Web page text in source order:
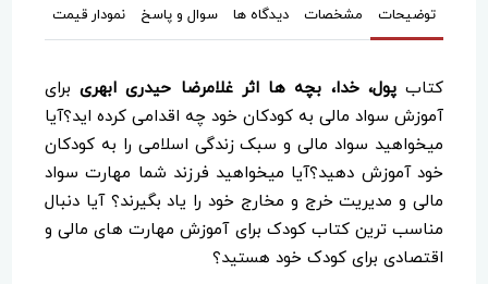
توضیحات مشخصات دیدگاه ها سوال و پاسخ نمودار قیمت
کتابپول، خدا، بچه ها اثر غلامرضا حیدری ابهری برای
آموزش سواد مالی به کودکان خود چه اقدامی کرده اید؟آیا
میخواهید سواد مالی و سبک زندگی اسلامی را به کودکان
خود آموزش دهید؟آیا میخواهید فرزند شما مهارت سواد
مالی و مدیریت خرج و مخارج خود را یاد بگیرند؟ آیا دنبال
مناسب ترین کتاب کودک برای آموزش مهارت های مالی و
اقتصادی برای کودک خود هستید؟